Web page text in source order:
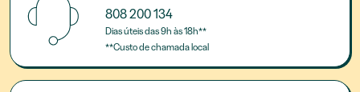
808 200 134
Dias úteis das 9h às 18h**
**Custo de chamada local